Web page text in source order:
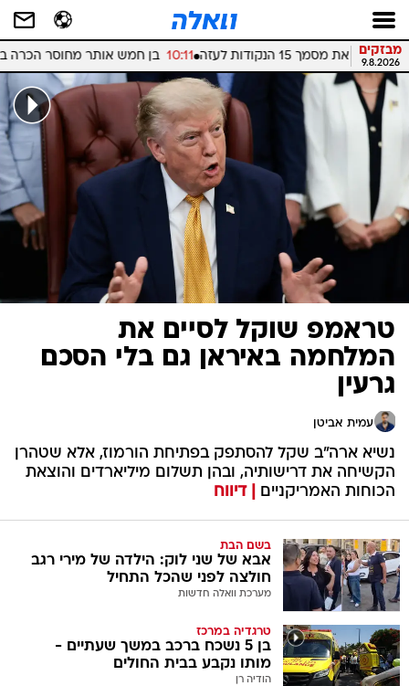
מבזקים
9.8.2026
מחוסר הכרה ברכב בלוד - מצבו אנוש 12:27 סריקות נרחבות
טראמפ שוקל לסיים את
המלחמה באיראן גם בלי הסכם
גרעין
עמית אביטן
נשיא ארה"ב שקל להסתפק בפתיחת הורמוז, אלא שטהרן
הקשיחה את דרישותיה, ובהן תשלום מיליארדים והוצאת
הכוחות האמריקניים
| דיווח
בשם הבת
אבא של שני לוק: הילדה של מירי רגב
חולצה לפני שהכל התחיל
מערכת וואלה חדשות
טרגדיה במרכז
בן 5 נשכח ברכב במשך שעתיים -
מותו נקבע בבית החולים
הודיה רן